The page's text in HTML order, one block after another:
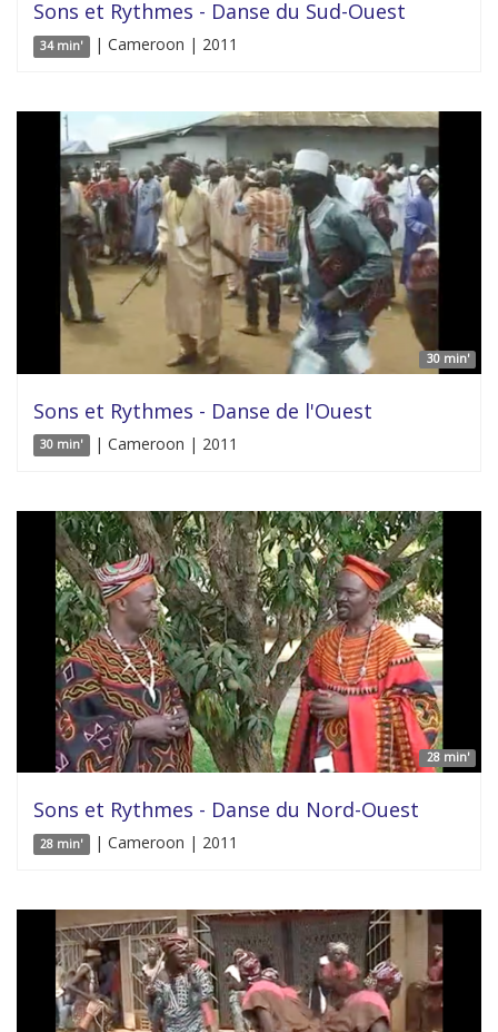
Sons et Rythmes - Danse du Sud-Ouest
34 min' | Cameroon | 2011
30 min'
Sons et Rythmes - Danse de l'Ouest
30 min' | Cameroon | 2011
28 min'
Sons et Rythmes - Danse du Nord-Ouest
28 min' | Cameroon | 2011